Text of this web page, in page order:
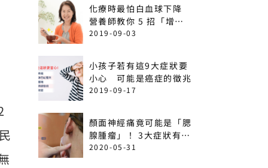
化療時最怕白血球下降
營養師教你 5 招「增加
免疫力」菜單
2019-09-03
小孩子若有這9大症狀要
小心 可能是癌症的徵兆
2019-09-17
顏面神經痛竟可能是「腮
腺腫瘤」！ 3大症狀有癌
變可能
2020-05-31